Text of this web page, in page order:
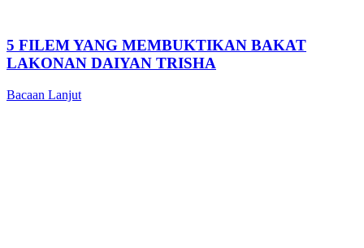
5 FILEM YANG MEMBUKTIKAN BAKAT
LAKONAN DAIYAN TRISHA
Bacaan Lanjut